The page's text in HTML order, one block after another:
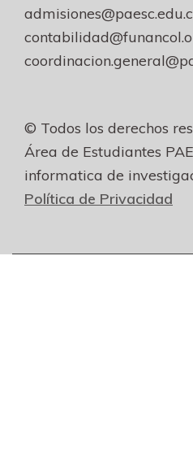
© Todos los derechos
Área de Estudiantes
informatica de
Política de Privacidad